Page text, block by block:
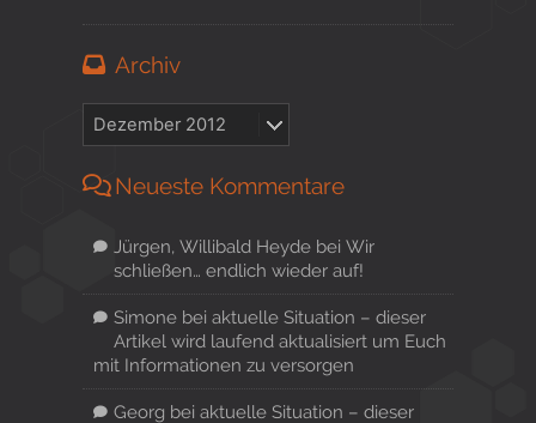
Archiv
Neueste Kommentare
Jürgen, Willibald Heydebei Wir
schließen… endlich wieder auf!
Simonebei aktuelle Situation – dieser
Artikel wird laufend aktualisiert um Euch
mit Informationen zu versorgen
Georg bei aktuelle Situation – dieser